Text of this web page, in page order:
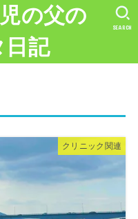
の父の
日記
SEARCH
クリニック関連